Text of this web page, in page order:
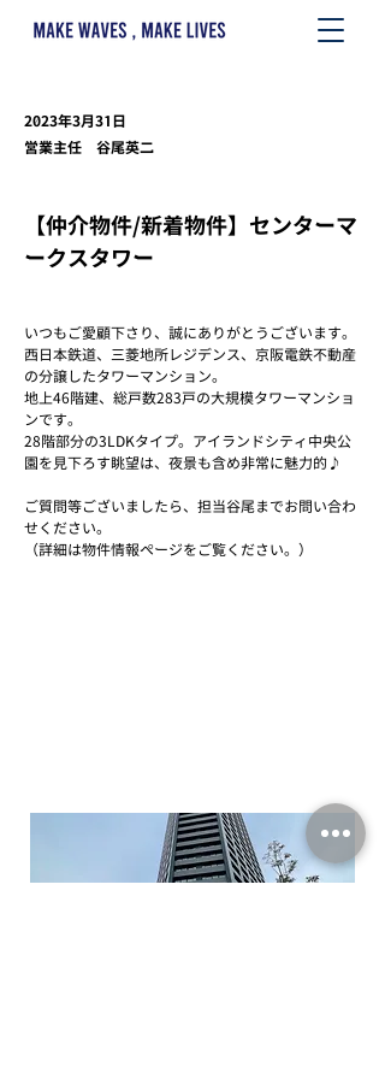
2023年3月31日
営業主任 谷尾英二
【仲介物件/新着物件】センターマ
ークスタワー
いつもご愛顧下さり、誠にありがとうございます。
西日本鉄道、三菱地所レジデンス、京阪電鉄不動産
の分譲したタワーマンション。
地上46階建、総戸数283戸の大規模タワーマンショ
ンです。
28階部分の3LDKタイプ。アイランドシティ中央公
園を見下ろす眺望は、夜景も含め非常に魅力的♪
ご質問等ございましたら、担当谷尾までお問い合わ
せください。
（詳細は物件情報ページをご覧ください。）